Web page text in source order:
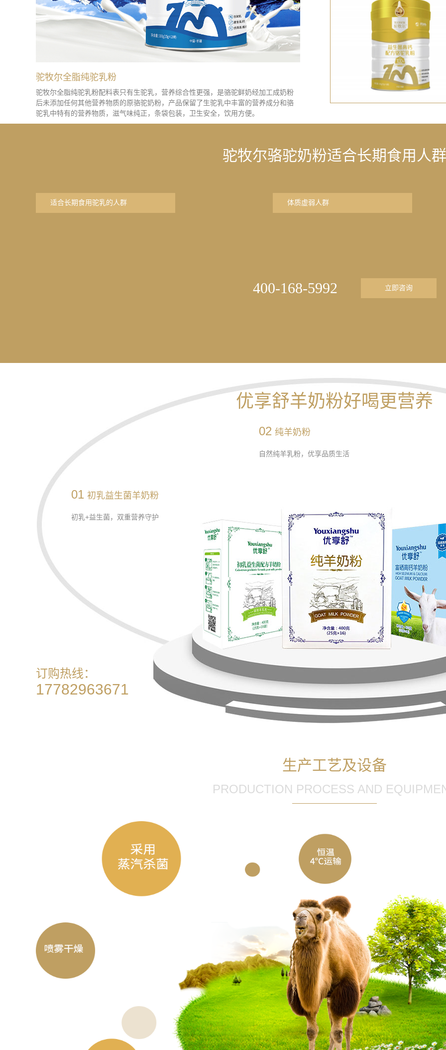
驼牧尔全脂纯驼乳粉
驼牧尔全脂纯驼乳粉配料表只有生驼乳，营养综合性更强，是骆驼鲜奶经加工成奶粉
后未添加任何其他营养物质的原骆驼奶粉，产品保留了生驼乳中丰富的营养成分和骆
驼乳中特有的营养物质，滋气味纯正，条袋包装，卫生安全，饮用方便。
驼牧尔骆驼奶粉适合长期食用人群
适合长期食用驼乳的人群 体质虚弱人群
400-168-5992 立即咨询
优享舒羊奶粉好喝更营养
01 初乳益生菌羊奶粉
初乳+益生菌，双重营养守护
02 纯羊奶粉
自然纯羊乳粉，优享品质生活
订购热线：
17782963671
生产工艺及设备
PRODUCTION PROCESS AND